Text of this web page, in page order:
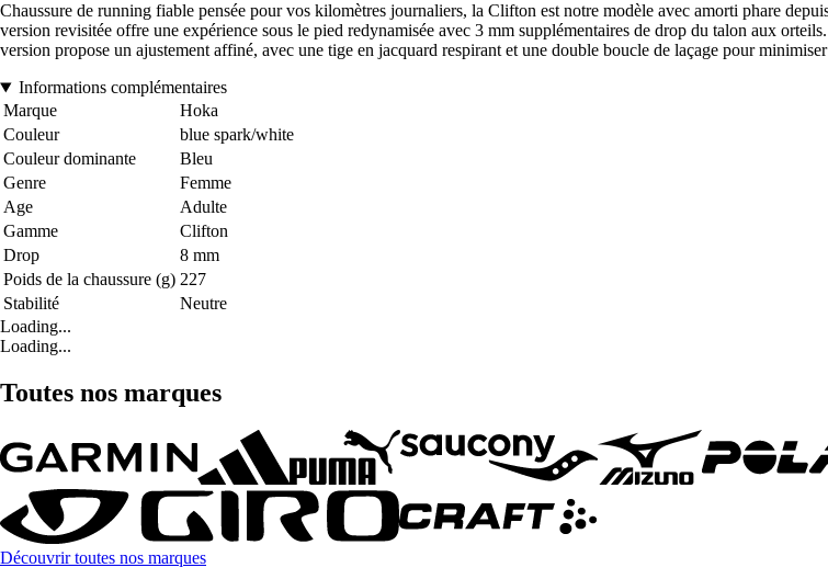
Chaussure de running fiable pensée pour vos kilomètres journaliers, la Clifton est notre modèle avec amorti phare
version revisitée offre une expérience sous le pied redynamisée avec 3 mm supplémentaires de drop du talon aux
version propose un ajustement affiné, avec une tige en jacquard respirant et une double boucle de laçage pour
Informations complémentaires
Marque
Hoka
Couleur
blue spark/white
Couleur dominante
Bleu
Genre
Femme
Age
Adulte
Gamme
Clifton
Drop
8 mm
Poids de la chaussure (g) 227
Stabilité
Neutre
Loading...
Loading...
Toutes nos marques
Découvrir toutes nos marques